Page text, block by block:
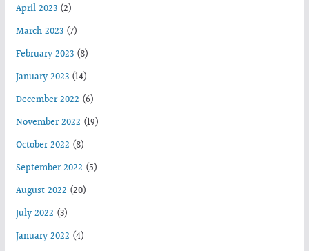
April 2023(2)
March 2023(7)
February 2023(8)
January 2023(14)
December 2022 (6)
November 2022 (19)
October 2022 (8)
September 2022 (5)
August 2022 (20)
July 2022 (3)
January 2022 (4)